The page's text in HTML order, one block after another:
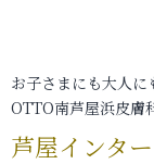
お子さまにも大人に
OTTO南芦屋浜皮膚
芦屋インタ